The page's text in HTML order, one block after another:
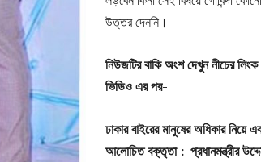
উত্তর দেননি।
নিউজটির বাকি অংশ দেখুন নীচের লিংক
ভিডিও এর পর-
ঢাকার বাইরের মানুষের অধিকার নিয়ে
আলোচিত বক্তৃতা : প্রধানমন্ত্রীর